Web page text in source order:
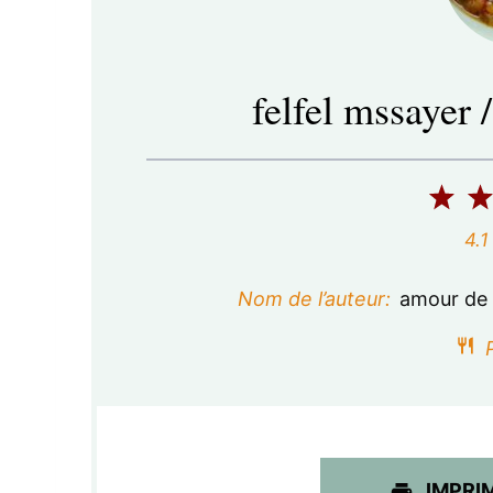
felfel mssayer
1
é
4.1
Nom de l’auteur: amour de